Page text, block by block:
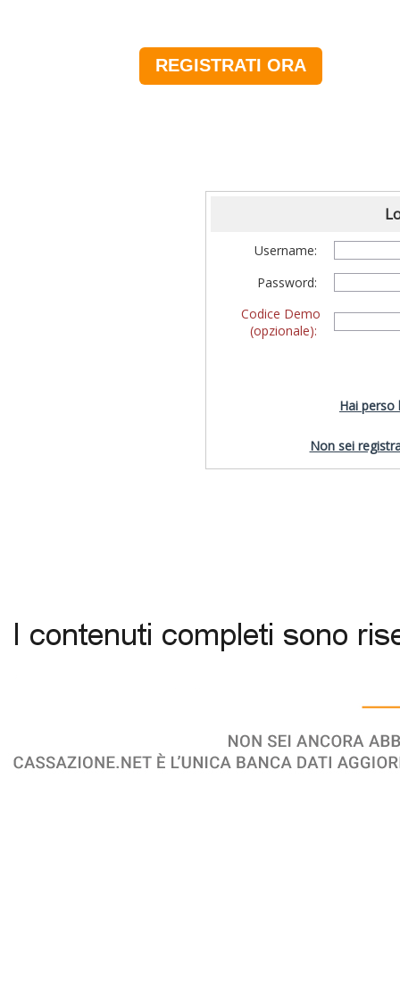
REGISTRATI ORA
Username:
Password:
Codice Demo
(opzionale):
Hai perso
Non sei